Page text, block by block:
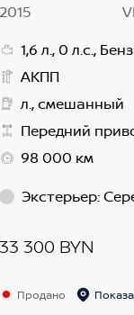
2015
1,6 л., 0 л.с.,
АКПП
л., смешанный
Передний
98 000 км
Экстерьер:
33 300 BYN
Продано